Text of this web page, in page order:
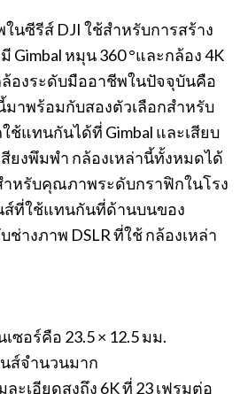
นซีรีส์ DJI ใช้สำหรับการสร้าง
Gimbal หมุน 360 °และกล้อง 4K
องระดับมืออาชีพในปัจจุบันคือ
มาพร้อมกับสองตัวเลือกสำหรับ
ช้แทนกันได้ที่ Gimbal และเสียบ
สียงพึมพำ กล้องเหล่านี้ทั้งหมดได้
หรับคุณภาพระดับกราฟิกในโรง
ส์ที่ใช้แทนกันที่ด้านบนของ
ช่างภาพ DSLR ที่ใช้ กล้องเหล่า
ซอร์คือ 23.5 × 12.5 มม.
นส์จำนวนมาก
ะเอียดสูงถึง 6K ที่ 23 เฟรมต่อ